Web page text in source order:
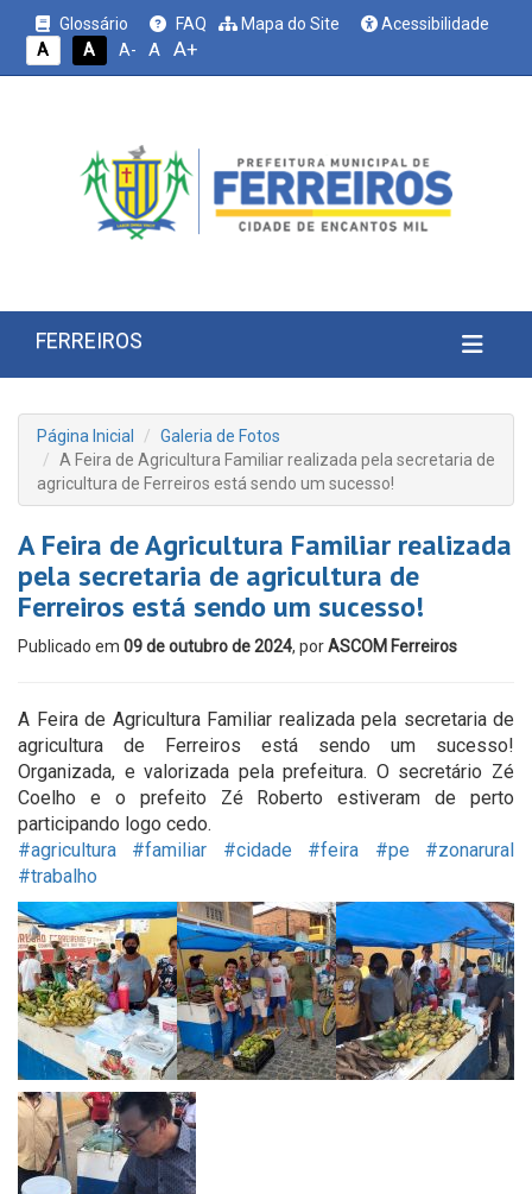
Glossário FAQ Mapa do Site
Acessibilidade
A
A A- A A+
FERREIROS
Página Inicial
Galeria de Fotos
A Feira de Agricultura Familiar realizada pela secretaria de
agricultura de Ferreiros está sendo um sucesso!
A Feira de Agricultura Familiar realizada
pela secretaria de agricultura de
Ferreiros está sendo um sucesso!
Publicado em 09 de outubro de 2024, porASCOM Ferreiros
A Feira de Agricultura Familiar realizada pela secretaria de
agricultura de Ferreiros está sendo um sucesso!
Organizada, e valorizada pela prefeitura. O secretário Zé
Coelho e o prefeito Zé Roberto estiveram de perto
participando logo cedo.
#agricultura
#familiar #cidade #feira #pe
#zonarural
#trabalho